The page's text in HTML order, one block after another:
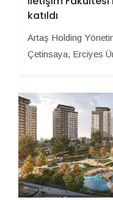
katıldı
Artaş Holding
Çetinsaya, Erciyes